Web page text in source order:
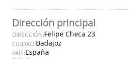
Dirección principal
DIRECCIÓN:Felipe Checa 23
CIUDAD:Badajoz
PAÍS:España